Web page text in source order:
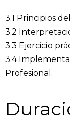
3.1 Principios
3.2
3.3 Ejercicio
3.4
Profesional.